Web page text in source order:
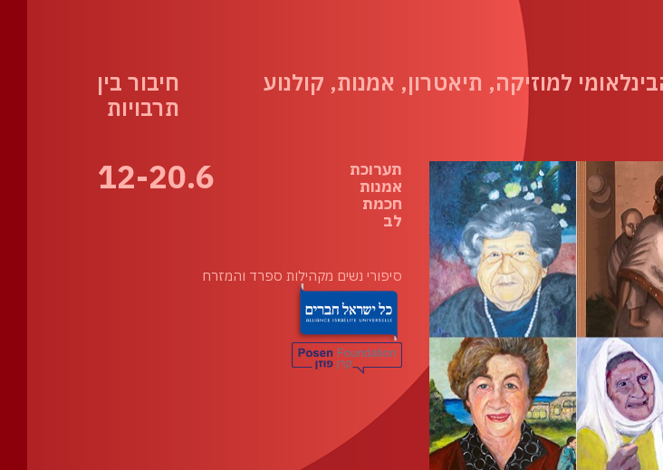
למוזיקה, תיאטרון, אמנות, קולנוע
חיבור בין
תרבויות
תערוכת
אמנות
חכמת
לב
12-20.6
סיפורי נשים מקהילות ספרד והמזרח